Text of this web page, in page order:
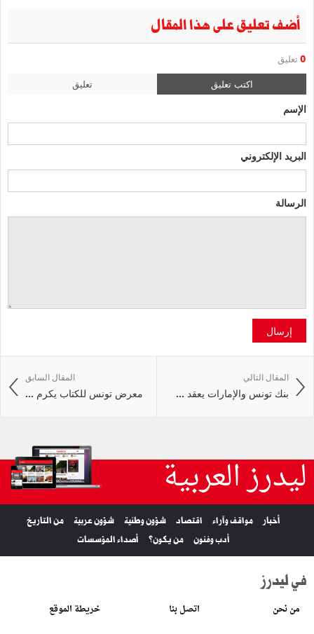
أضف تعليق على هذا المقال
0 تعليق
اكتب تعليق تعليق
الإسم
البريد الإلكتروني
الرسالة
إرسال
المقال السابق
معرض تونس للكتاب يكرم ...
المقال التالي
بنك تونس والإمارات يعقد ...
ليدرز العربية
أخبار مواقف وآراء اقتصاد شؤون وطنية شؤون عربية
من التاريخ
أدب وفنون
من يكون؟ أصداء المؤسسات
في ليدرز
من نحن اتصل بنا خريطة الموقع